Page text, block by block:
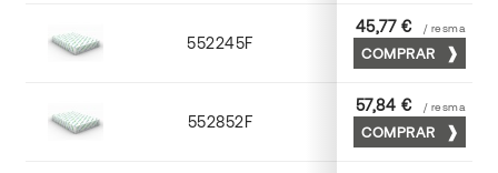
552245F 45 x 64
45,77 € / resma
COMPRAR
552852F 52 x 70
57,84 € / resma
COMPRAR